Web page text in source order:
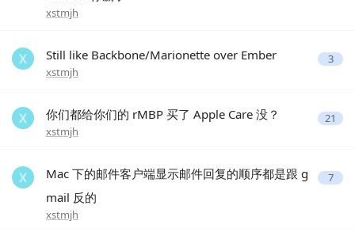
xstmjh
Still like Backbone/Marionette over Ember
xstmjh
3
你们都给你们的 rMBP 买了 Apple Care 没？
xstmjh
21
Mac 下的邮件客户端显示邮件回复的顺序都是跟 g
mail 反的
xstmjh
7